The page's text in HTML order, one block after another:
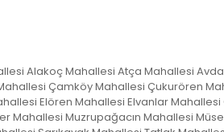
Alakoç Mahallesi Atça Mahallesi
Çamköy Mahallesi Çukurören
Elören Mahallesi Elvanlar
Mahallesi Muzrupağacın Mahallesi